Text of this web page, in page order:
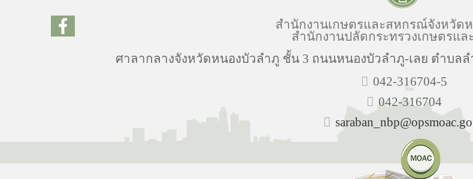
สำนักงานเกษตรและสหกรณ์จังหวัด
สำนักงานปลัดกระทรวงเกษตรแ
ศาลากลางจังหวัดหนองบัวลำภู ชั้น 3 ถนนหนองบัวลำภู-เลย ตำบลล
042-316704-5
042-316704